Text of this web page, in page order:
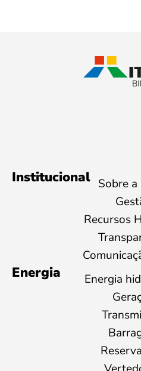
Institucional Sobre
Recursos
Energia
Energia